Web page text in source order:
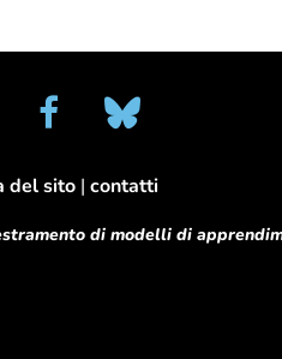
facebook bluesky
del sito| contatti
di modelli di